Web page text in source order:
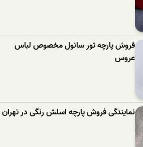
فروش پارچه تور سانول مخصوص لباس
عروس
نمایندگی فروش پارچه اسلش رنگی در تهران